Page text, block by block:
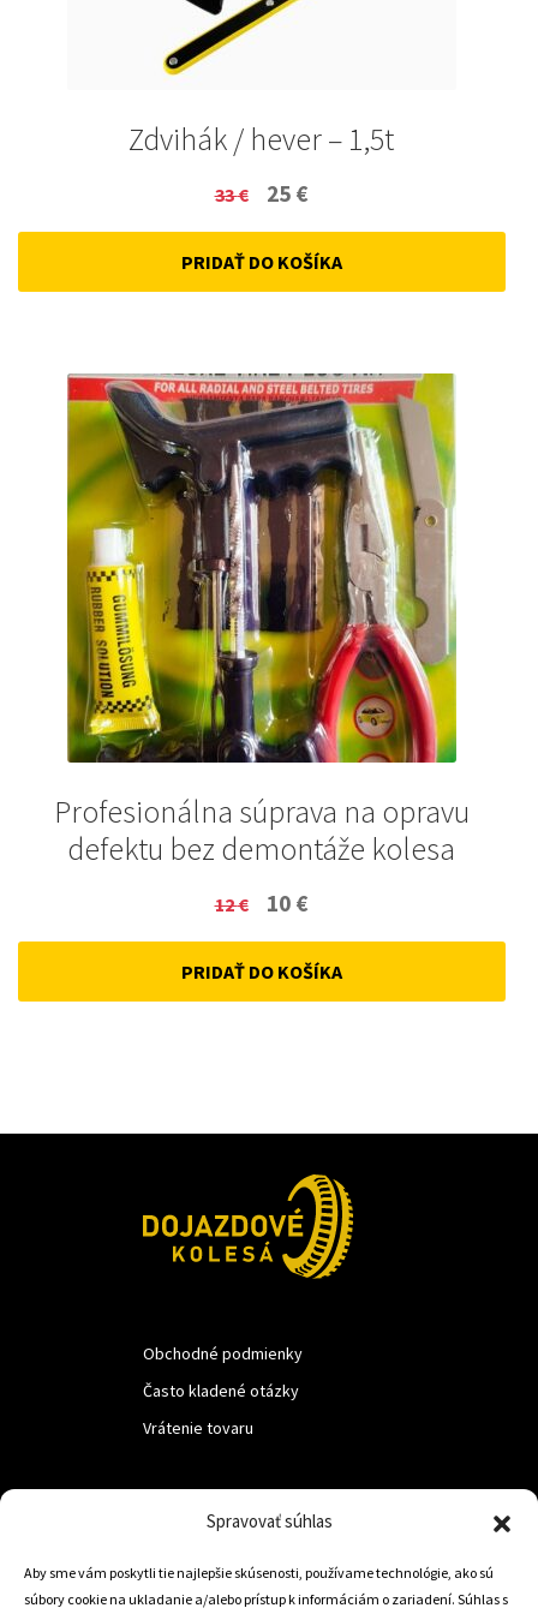
Spravovať súhlas
Aby sme vám poskytli tie najlepšie skúsenosti, používame technológie, ako sú
súbory cookie na ukladanie a/alebo prístup k informáciám o zariadení. Súhlas s
Zdvihák / hever – 1,5t
33€
Original
price
was:
25 €
price
is:
PRIDAŤ DO KOŠÍKA
Profesionálna súprava na opravu
defektu bez demontáže kolesa
12€
Original
price
was:
10 €
price
is:
PRIDAŤ DO KOŠÍKA
Obchodné podmienky
Často kladené otázky
Vrátenie tovaru
Trstená 02801